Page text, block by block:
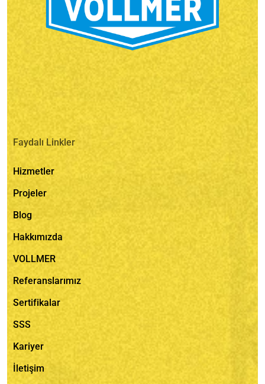
Faydalı Linkler
Hizmetler
Projeler
Blog
Hakkımızda
VOLLMER
Referanslarımız
Sertifikalar
SSS
Kariyer
İletişim